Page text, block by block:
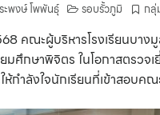
ะพงษ์ โพพันธุ์ รอบรั้วภูมิ กลุ่
คณะผู้บริหารโรงเรียนบา
มศึกษาพิจิตร ในโอกาสตรว
กำลังใจนักเรียนที่เข้าสอบ